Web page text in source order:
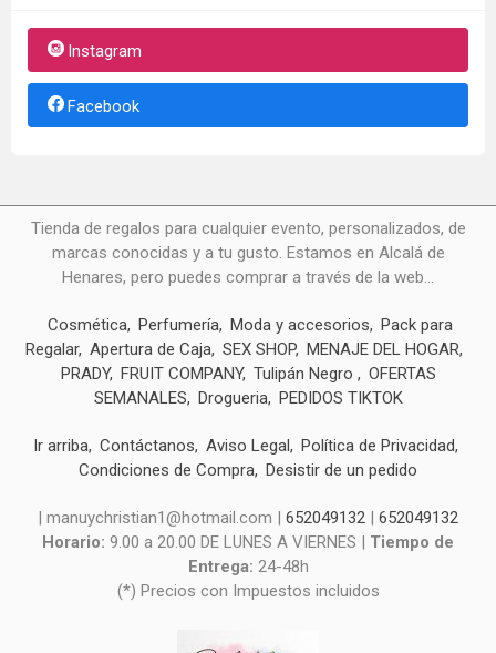
Instagram
Facebook
Tienda de regalos para cualquier evento, personalizados, de
marcas conocidas y a tu gusto. Estamos en Alcalá de
Henares, pero puedes comprar a través de la web...
Cosmética Perfumería Moda y accesorios
Pack para
Regalar Apertura de Caja SEX SHOP MENAJE DEL HOGAR
PRADY FRUIT COMPANY Tulipán Negro
OFERTAS
SEMANALES
Drogueria PEDIDOS TIKTOK
Ir arriba Contáctanos Aviso Legal
Política de Privacidad
Condiciones de Compra
Desistir de un pedido
| manuychristian1@hotmail.com | 652049132 | 652049132
Horario: 9.00 a 20.00 DE LUNES A VIERNES | Tiempo de
Entrega: 24-48h
(*) Precios con Impuestos incluidos